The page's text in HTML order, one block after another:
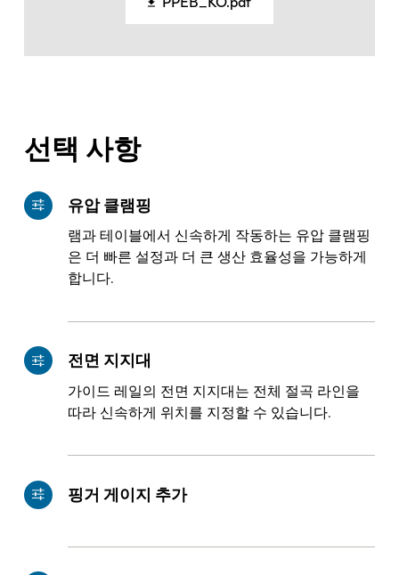
선택 사항
유압 클램핑
램과 테이블에서 신속하게 작동하는 유압 클램핑
은 더 빠른 설정과 더 큰 생산 효율성을 가능하게
합니다.
전면 지지대
가이드 레일의 전면 지지대는 전체 절곡 라인을
따라 신속하게 위치를 지정할 수 있습니다.
핑거 게이지 추가
EN-US
DE IT